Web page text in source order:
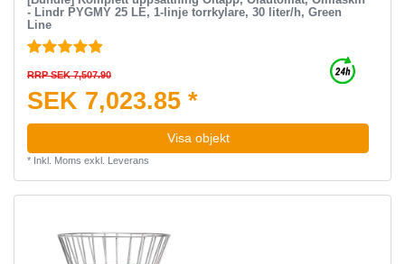
- Lindr PYGMY 25 LE, 1-linje torrkylare, 30 liter/h, Green
Line
RRP SEK 7,507.90
SEK 7,023.85 *
Visa objekt
* Inkl. Moms exkl. Leverans